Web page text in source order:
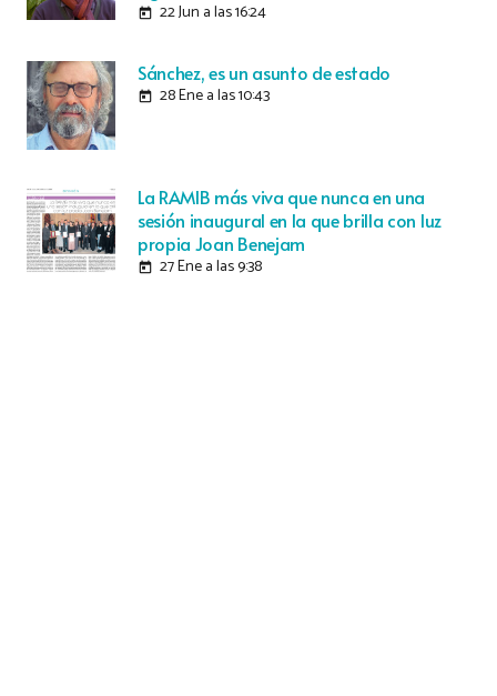
today 22 Jun a las 16:24
Sánchez, es un asunto de estado
today 28 Ene a las 10:43
La RAMIB más viva que nunca en una
sesión inaugural en la que brilla con luz
propia Joan Benejam
today 27 Ene a las 9:38